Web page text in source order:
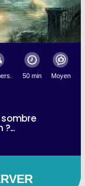
50 min Moyen